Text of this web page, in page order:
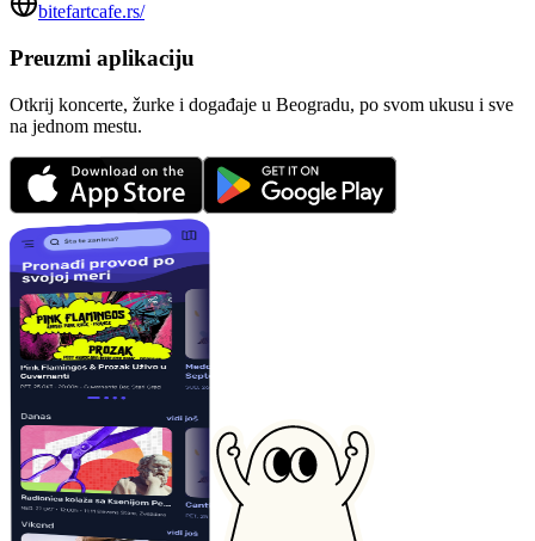
bitefartcafe.rs/
Preuzmi aplikaciju
Otkrij koncerte, žurke i događaje u Beogradu, po svom ukusu i sve
na jednom mestu.